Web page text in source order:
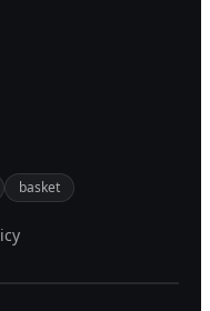
basket